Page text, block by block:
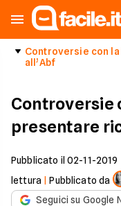
Controversie con
all’Abf
Controversie
presentare
Pubblicato il 02-11-2019
lettura |Pubblicato da
Seguici su Google